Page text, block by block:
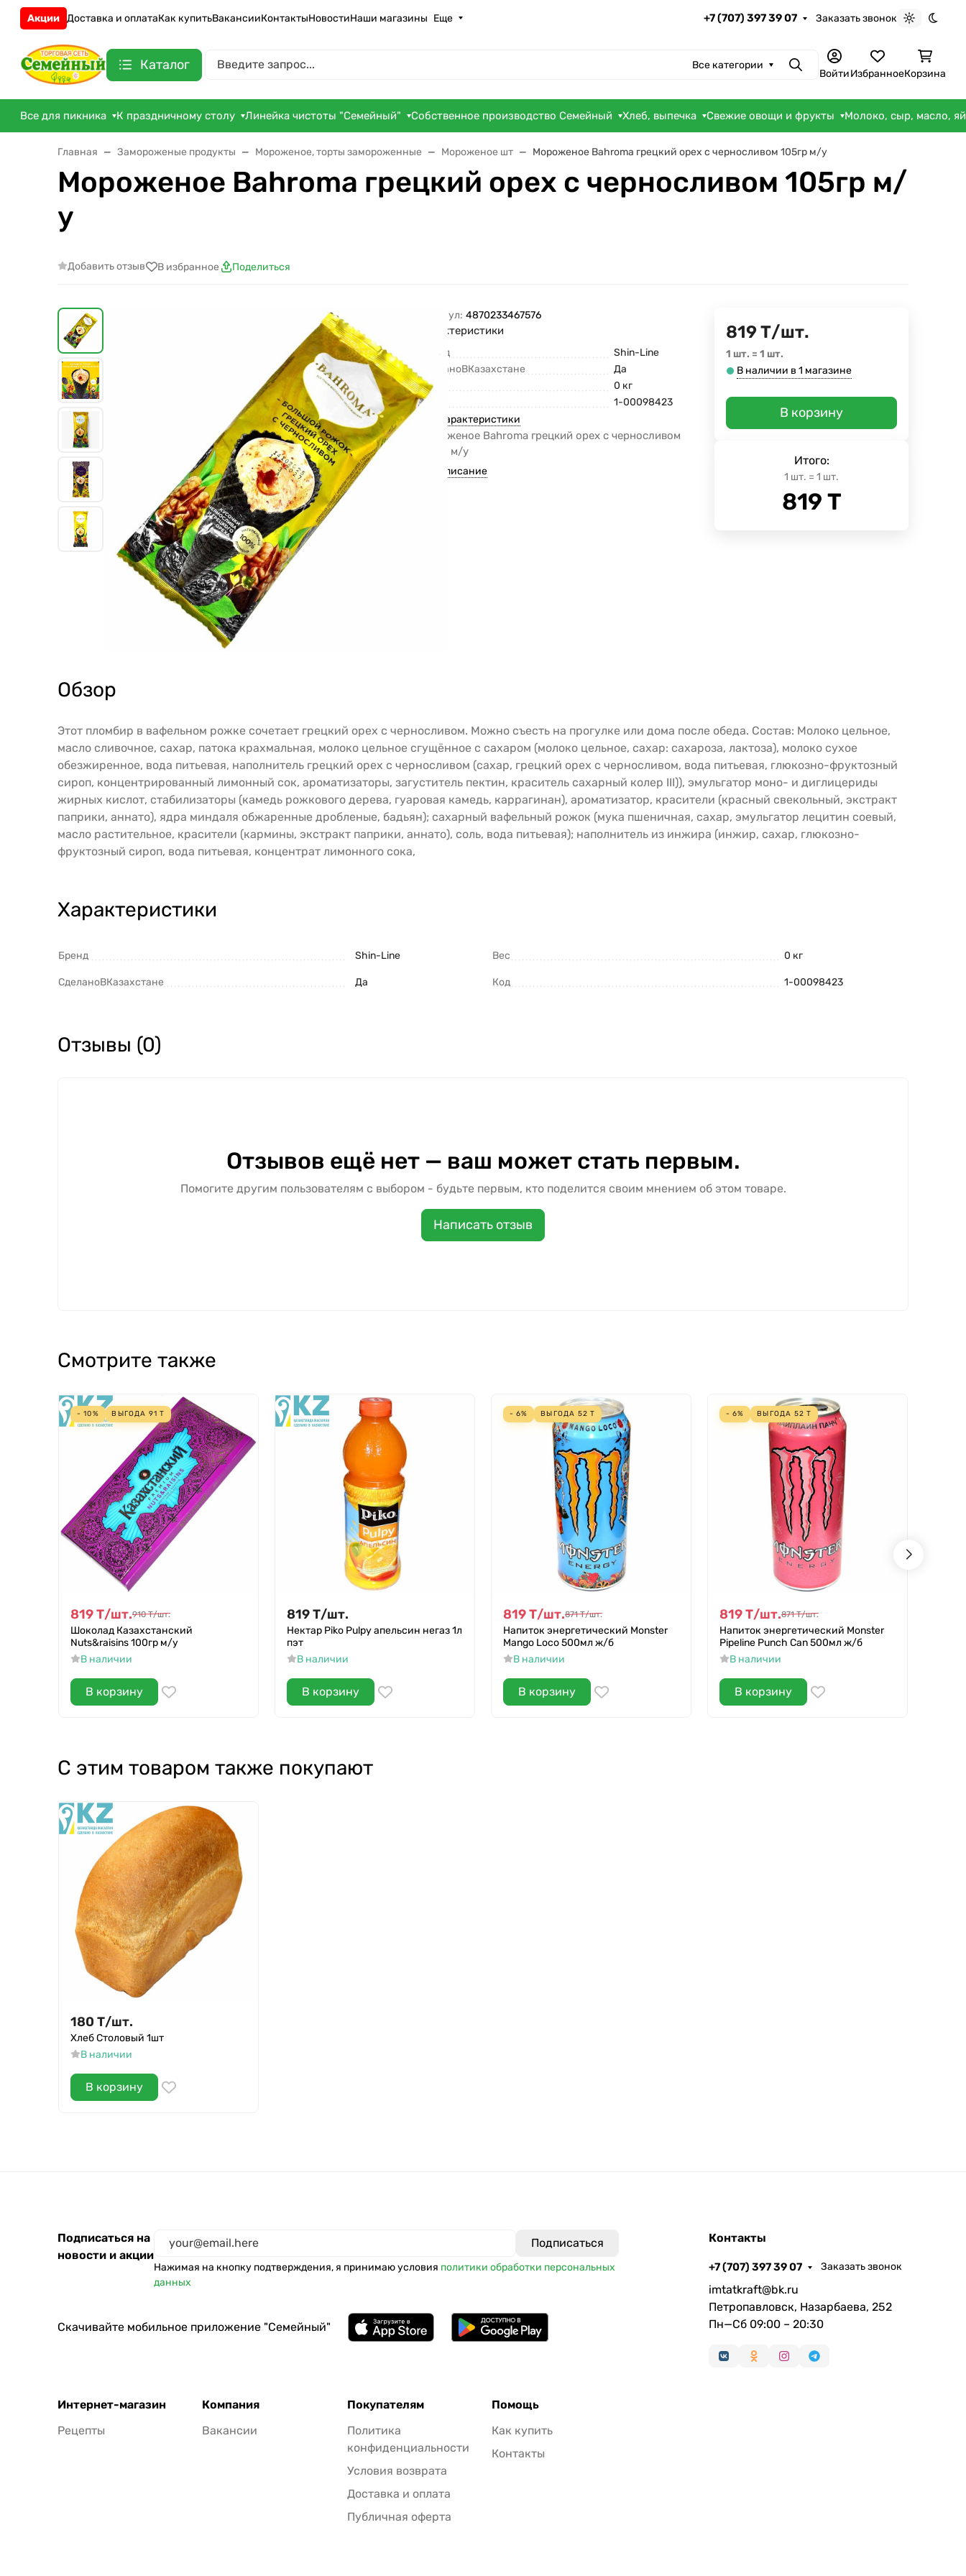
Акции Доставка и оплатаКак купитьВакансииКонтактыНовостиНаши магазины Еще +7 (707) 397 39 07 Заказать звонок
Светлая
Каталог Все категории ПоискВойтиИзбранноеКорзина
Все для пикника К праздничному столу Линейка чистоты "Семейный" Собственное производство Семейный Хлеб, выпечка Свежие овощи и фрукты Молоко, сыр, масло,
Главная Замороженые продукты Мороженое, торты замороженные Мороженое шт Мороженое Bahroma грецкий орех с черносливом 105гр м/у
Мороженое Bahroma грецкий орех с черносливом 105гр м/
у
Добавить отзыв В избранное Поделиться
Артикул: 4870233467576
Характеристики
Бренд
Shin-Line
СделаноВКазахстане
Да
Вес
0 кг
Код
1-00098423
Все характеристики
Мороженое Bahroma грецкий орех с черносливом
105гр м/у
Все описание
819Т/шт.
1 шт. =1 шт.
В наличии в 1 магазине
В корзину
Итого:
1 шт. =1 шт.
819 Т
Обзор
Этот пломбир в вафельном рожке сочетает грецкий орех с черносливом. Можно съесть на прогулке или дома после обеда. Состав: Молоко цельное,
масло сливочное, сахар, патока крахмальная, молоко цельное сгущённое с сахаром (молоко цельное, сахар: сахароза, лактоза), молоко сухое
обезжиренное, вода питьевая, наполнитель грецкий орех с черносливом (сахар, грецкий орех с черносливом, вода питьевая, глюкозно-фруктозный
сироп, концентрированный лимонный сок, ароматизаторы, загуститель пектин, краситель сахарный колер III)), эмульгатор моно- и диглицериды
жирных кислот, стабилизаторы (камедь рожкового дерева, гуаровая камедь, каррагинан), ароматизатор, красители (красный свекольный, экстракт
паприки, аннато), ядра миндаля обжаренные дробленые, бадьян); сахарный вафельный рожок (мука пшеничная, сахар, эмульгатор лецитин соевый,
масло растительное, красители (кармины, экстракт паприки, аннато), соль, вода питьевая); наполнитель из инжира (инжир, сахар, глюкозно-
фруктозный сироп, вода питьевая, концентрат лимонного сока,
Характеристики
Бренд Shin-Line
СделаноВКазахстане Да
Вес 0 кг
Код 1-00098423
Отзывы (0)
Отзывов ещё нет — ваш может стать первым.
Помогите другим пользователям с выбором - будьте первым, кто поделится своим мнением об этом товаре.
Написать отзыв
Смотрите также
- 10% ВЫГОДА 91 Т
819Т/шт.910 Т/шт.
Шоколад Казахстанский
Nuts&raisins 100гр м/у
В наличии
В корзину
819Т/шт.
Нектар Piko Pulpy апельсин негаз 1л
пэт
В наличии
В корзину
- 6% ВЫГОДА 52 Т
819Т/шт.871 Т/шт.
Напиток энергетический Monster
Mango Loco 500мл ж/б
В наличии
В корзину
- 6% ВЫГОДА 52 Т
819Т/шт.871 Т/шт.
Напиток энергетический Monster
Pipeline Punch Can 500мл ж/б
В наличии
В корзину
С этим товаром также покупают
180 Т/шт.
Хлеб Столовый 1шт
В наличии
В корзину
Подписаться на
новости и акции
Нажимая на кнопку подтверждения, я принимаю условия политики обработки персональных
данных
Скачивайте мобильное приложение "Семейный"
Интернет-магазин
Рецепты
Компания
Вакансии
Покупателям
Политика
конфиденциальности
Условия возврата
Доставка и оплата
Публичная оферта
Помощь
Как купить
Контакты
Контакты
+7 (707) 397 39 07 Заказать звонок
imtatkraft@bk.ru
Петропавловск, Назарбаева, 252
Пн—Сб 09:00 – 20:30